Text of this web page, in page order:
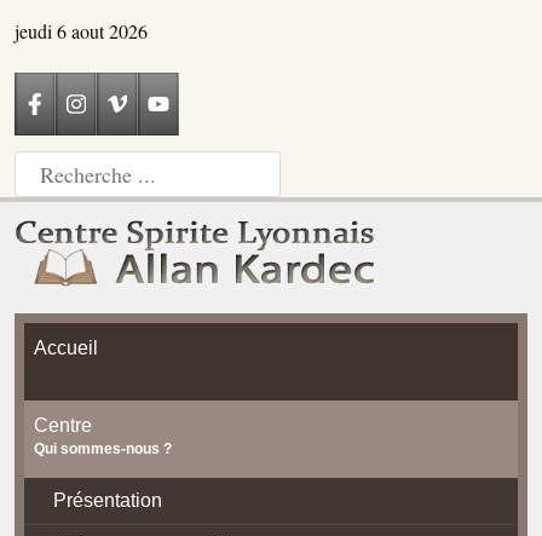
jeudi 6 aout 2026
Accueil
Centre
Qui sommes-nous ?
Présentation